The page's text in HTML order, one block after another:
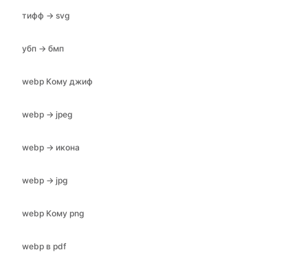
тифф → svg
убп → бмп
webp Кому джиф
webp → jpeg
webp → икона
webp → jpg
webp Кому png
webp в pdf